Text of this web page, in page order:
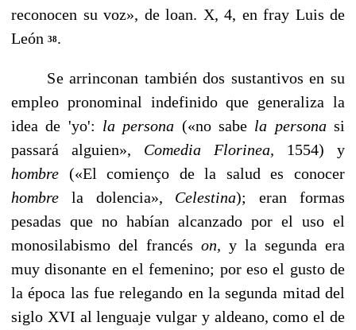
reconocen su voz», de loan. X, 4, en fray Luis de
León 38.
Se arrinconan también dos sustantivos en su
empleo pro­nominal indefinido que generaliza la
idea de 'yo': la perso­na («no sabe la personasi
passará alguien», Comedia Florinea, 1554) y
hombre («El comienço de la salud es conocer
hombre la dolencia», Celestina); eran formas
pesadas que no habían alcanzado por el uso el
monosilabismo del francés on, y la segunda era
muy disonante en el femenino; por eso el gusto de
la época las fue relegando en la segunda mitad del
siglo XVI al lenguaje vulgar y aldeano, como el de